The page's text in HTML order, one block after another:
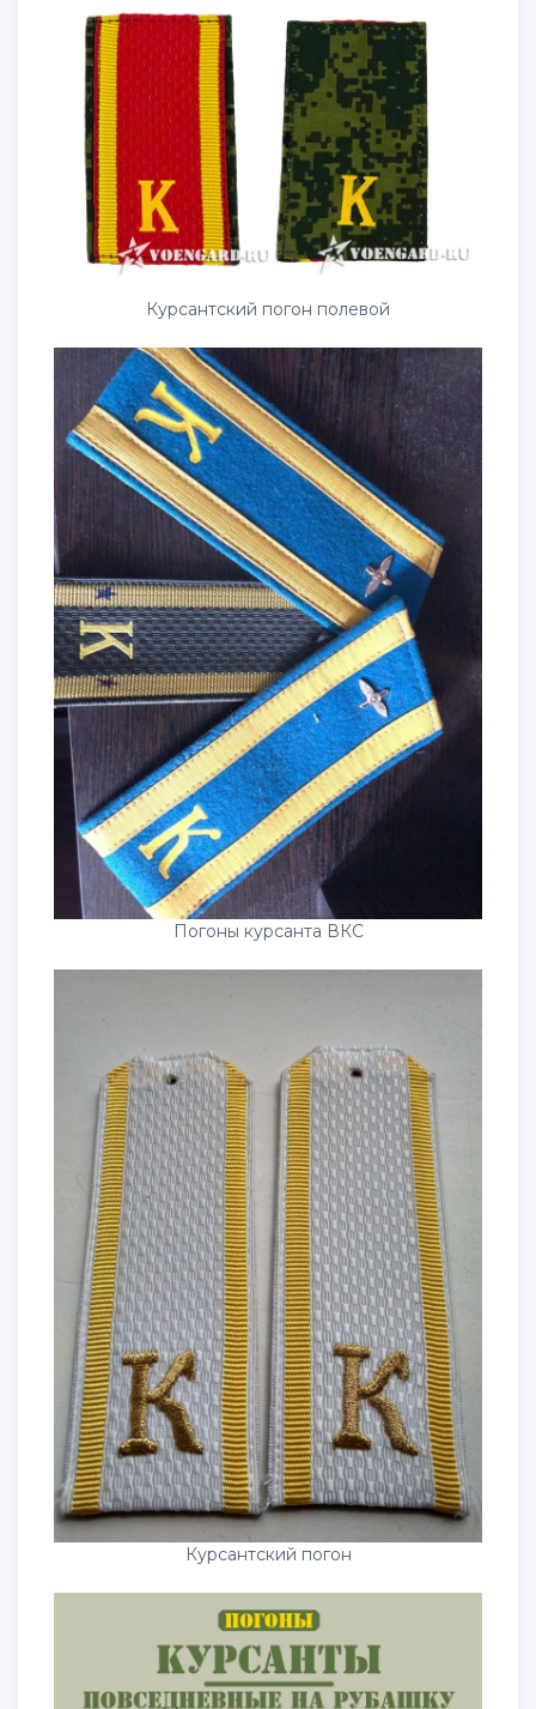
Курсантский погон полевой
Погоны курсанта ВКС
Курсантский погон